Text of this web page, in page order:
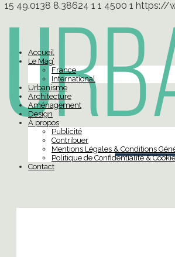
15 49.0138 8.38624 1 1 4500 1 https://
Accueil
Le Mag’
France
International
Urbanisme
Architecture
Aménagement
Design
À propos
Publicité
Contribuer
Mentions Légales & Conditions
Politique de Confidentialité &
Contact